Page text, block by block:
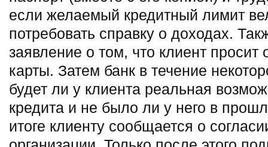
если желаемый кредитный лимит
потребовать справку о доходах.
заявление о том, что клиент
карты. Затем банк в течение
будет ли у клиента реальная
кредита и не было ли у него в
итоге клиенту сообщается о